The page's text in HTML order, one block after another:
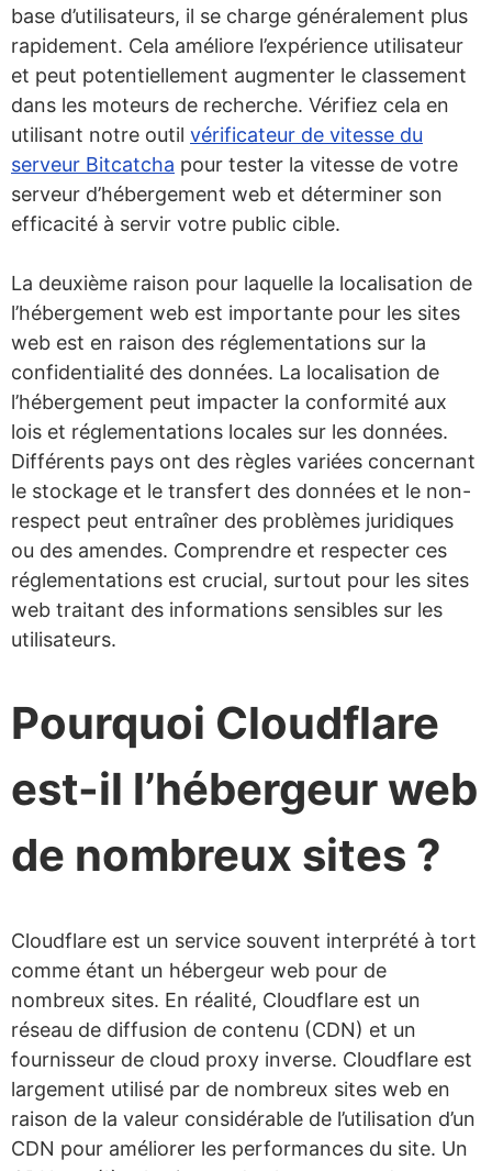
base d’utilisateurs, il se charge généralement plus
rapidement. Cela améliore l’expérience utilisateur
et peut potentiellement augmenter le classement
dans les moteurs de recherche. Vérifiez cela en
utilisant notre outil vérificateur de vitesse du
serveur Bitcatcha pour tester la vitesse de votre
serveur d’hébergement web et déterminer son
efficacité à servir votre public cible.
La deuxième raison pour laquelle la localisation de
l’hébergement web est importante pour les sites
web est en raison des réglementations sur la
confidentialité des données. La localisation de
l’hébergement peut impacter la conformité aux
lois et réglementations locales sur les données.
Différents pays ont des règles variées concernant
le stockage et le transfert des données et le non-
respect peut entraîner des problèmes juridiques
ou des amendes. Comprendre et respecter ces
réglementations est crucial, surtout pour les sites
web traitant des informations sensibles sur les
utilisateurs.
Pourquoi Cloudflare
est-il l’hébergeur web
de nombreux sites ?
Cloudflare est un service souvent interprété à tort
comme étant un hébergeur web pour de
nombreux sites. En réalité, Cloudflare est un
réseau de diffusion de contenu (CDN) et un
fournisseur de cloud proxy inverse. Cloudflare est
largement utilisé par de nombreux sites web en
raison de la valeur considérable de l’utilisation d’un
CDN pour améliorer les performances du site. Un